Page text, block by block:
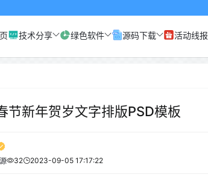
技术分享 绿色软件 源码下载 活动线报
节新年贺岁文字排版PSD模板
32 2023-09-05 17:17:22